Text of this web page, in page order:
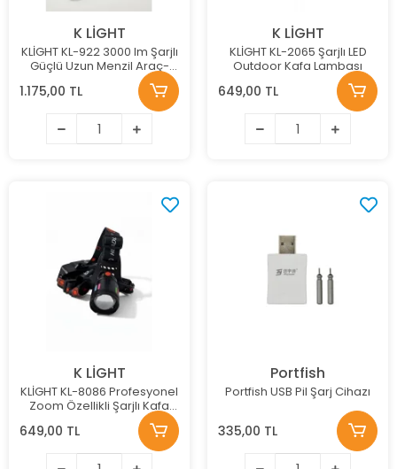
K LİGHT
KLİGHT KL-922 3000 lm Şarjlı
Güçlü Uzun Menzil Araç-
Acil Durum LED El Feneri
1.175,00 TL
K LİGHT
KLİGHT KL-2065 Şarjlı LED
Outdoor Kafa Lambası
649,00 TL
K LİGHT
KLİGHT KL-8086 Profesyonel
Zoom Özellikli Şarjlı Kafa
649,00 TL
Portfish
Portfish USB Pil Şarj Cihazı
335,00 TL